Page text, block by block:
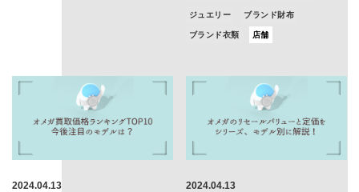
ジュエリー ブランド財布
ブランド衣類 店舗
2024.04.13 2024.04.13